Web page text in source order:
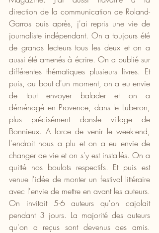
direction de la communication de Roland-
Garros puis après, j'ai repris une vie de
journaliste indépendant. On a toujours été
de grands lecteurs tous les deux et on a
aussi été amenés à écrire. On a publié sur
différentes thématiques plusieurs livres. Et
puis, au bout d'un moment, on a eu envie
de tout envoyer balader et on a
déménagé en Provence, dans le Luberon,
plus précisément dansle village de
Bonnieux. A force de venir le week-end,
l'endroit nous a plu et on a eu envie de
changer de vie et on s'y est installés. On a
quitté nos boulots respectifs. Et puis est
venue l'idée de monter un festival littéraire
avec l'envie de mettre en avant les auteurs.
On invitait 5-6 auteurs qu'on cajolait
pendant 3 jours. La majorité des auteurs
qu'on a reçus sont devenus des amis.